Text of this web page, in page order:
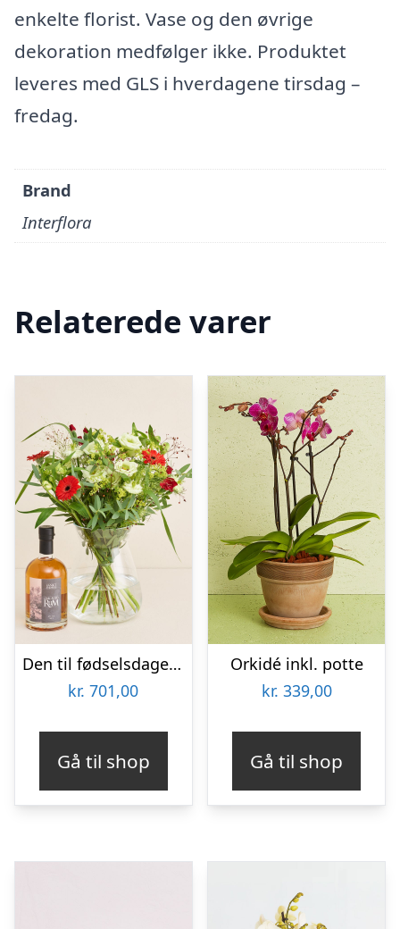
enkelte florist. Vase og den øvrige
dekoration medfølger ikke. Produktet
leveres med GLS i hverdagene tirsdag –
fredag.
Brand
Interflora
Relaterede varer
Den til fødselsdagen med Sankt Thomas, Carribean Rum
kr. 701,00
Gå til shop
Orkidé inkl. potte
kr. 339,00
Gå til shop